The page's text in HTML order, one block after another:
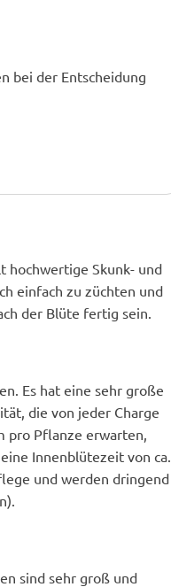
bei der Entscheidung
hochwertige Skunk- und
einfach zu züchten und
der Blüte fertig sein.
Es hat eine sehr große
die von jeder Charge
pro Pflanze erwarten,
Innenblütezeit von ca.
und werden dringend
sind sehr groß und